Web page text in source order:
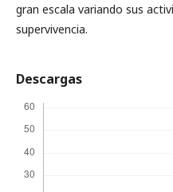
gran escala variando sus
supervivencia.
Descargas